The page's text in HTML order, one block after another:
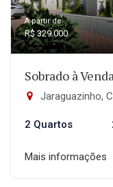
A partir de:
R$ 329.000
Sobrado à
Jaraguazinho,
2 Quartos
Mais informações